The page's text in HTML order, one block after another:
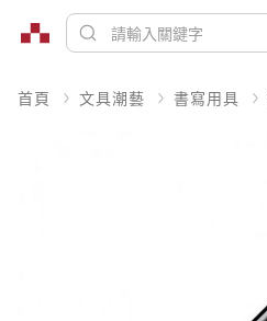
首頁 文具潮藝 書寫用具